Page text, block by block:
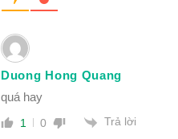
Duong Hong Quang
quá hay
1 0 Trả lời